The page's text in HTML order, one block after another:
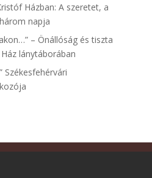
Házban: A szeretet, a
napja
– Önállóság és tiszta
lánytáborában
Székesfehérvári